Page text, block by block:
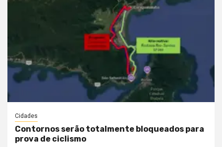
Cidades
Contornos serão totalmente bloqueados para
prova de ciclismo